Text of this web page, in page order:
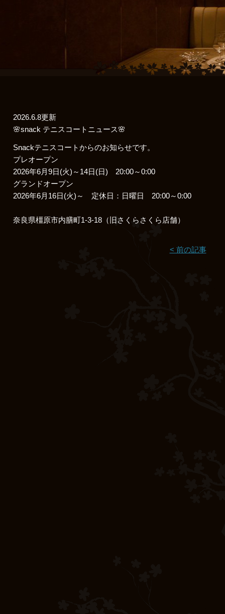
2026.6.8更新
🌸snack テニスコートニュース🌸
Snackテニスコートからのお知らせです。
プレオープン
2026年6月9日(火)～14日(日) 20:00～0:00
グランドオープン
2026年6月16日(火)～ 定休日：日曜日 20:00～0:00
奈良県橿原市内膳町1-3-18（旧さくらさくら店舗）
< 前の記事